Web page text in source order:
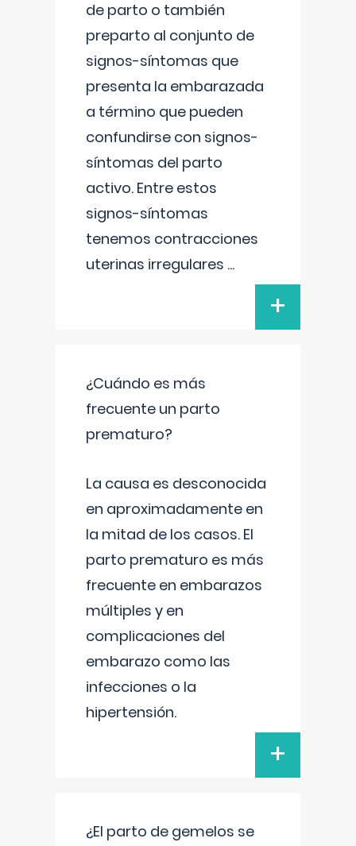
de parto o también
preparto al conjunto de
signos-síntomas que
presenta la embarazada
a término que pueden
confundirse con signos-
síntomas del parto
activo. Entre estos
signos-síntomas
tenemos contracciones
uterinas irregulares ...
+
¿Cuándo es más
frecuente un parto
prematuro?
La causa es desconocida
en aproximadamente en
la mitad de los casos. El
parto prematuro es más
frecuente en embarazos
múltiples y en
complicaciones del
embarazo como las
infecciones o la
hipertensión.
+
¿El parto de gemelos se